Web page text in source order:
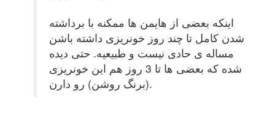
اینکه بعضی از هایمن ها ممکنه با برداشته
شدن کامل تا چند روز خونریزی داشته باشن
مساله ی حادی نیست و طبیعیه. حتی دیده
شده که بعضی ها تا 3 روز هم این خونریزی
(برنگ روشن) رو دارن.